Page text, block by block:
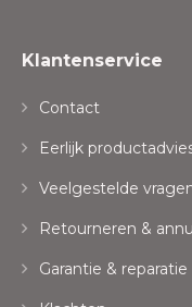
Klantenservice
Contact
Eerlijk
Veelgestelde
Retourneren &
Garantie & reparatie